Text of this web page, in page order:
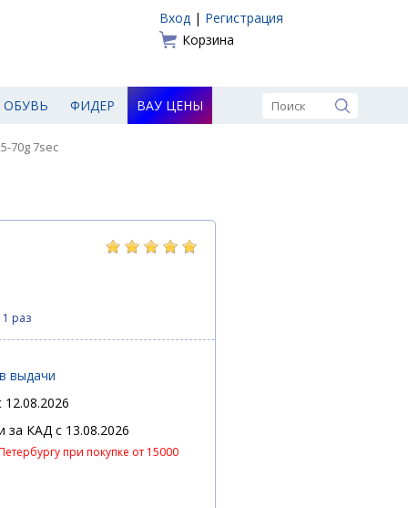
Вход | Регистрация
Корзина
ОБУВЬ ФИДЕР ВАУ ЦЕНЫ
70g 7sec
раз
выдачи
за КАД c 13.08.2026
при покупке от 15000